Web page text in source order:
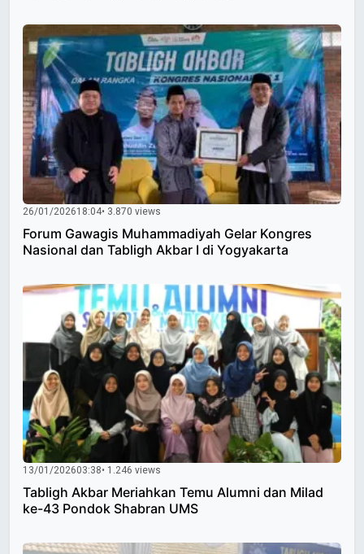
26/01/202618:04• 3.870 views
Forum Gawagis Muhammadiyah Gelar Kongres
Nasional dan Tabligh Akbar I di Yogyakarta
13/01/202603:38• 1.246 views
Tabligh Akbar Meriahkan Temu Alumni dan Milad
ke-43 Pondok Shabran UMS